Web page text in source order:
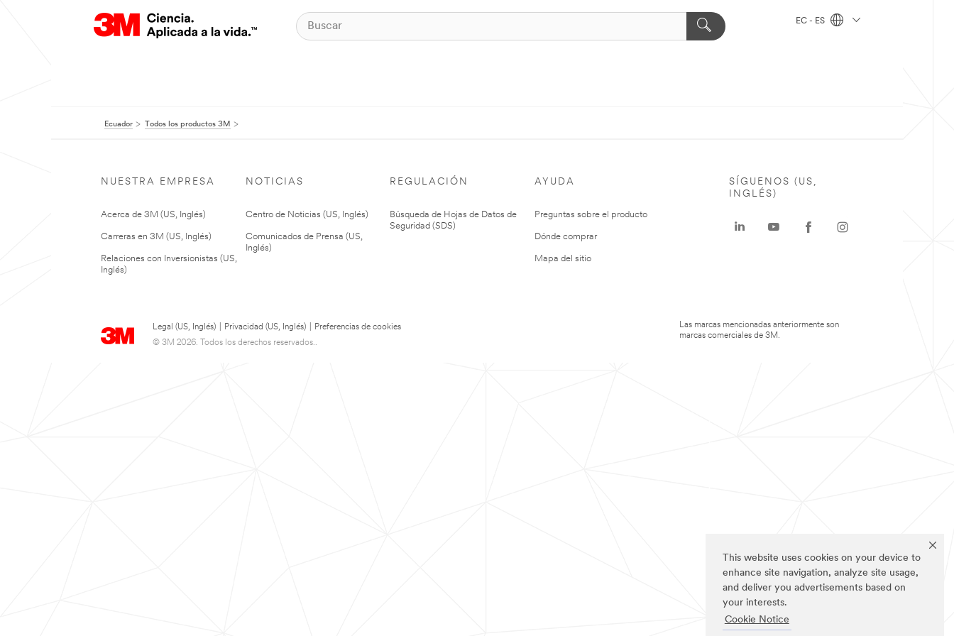
This website uses cookies on your device to
enhance site navigation, analyze site usage,
and deliver you advertisements based on
your interests.
Cookie Notice
EC - ES
Ecuador Todos los productos 3M
NUESTRA EMPRESA
Acerca de 3M (US, Inglés)
Carreras en 3M (US, Inglés)
Relaciones con Inversionistas (US,
Inglés)
NOTICIAS
Centro de Noticias (US, Inglés)
Comunicados de Prensa (US,
Inglés)
REGULACIÓN
Búsqueda de Hojas de Datos de
Seguridad (SDS)
AYUDA
Preguntas sobre el producto
Dónde comprar
Mapa del sitio
Legal (US, Inglés) Privacidad (US, Inglés)
Preferencias de cookies
© 3M 2026. Todos los derechos reservados..
SÍGUENOS (US,
INGLÉS)
Las marcas mencionadas anteriormente son
marcas comerciales de 3M.